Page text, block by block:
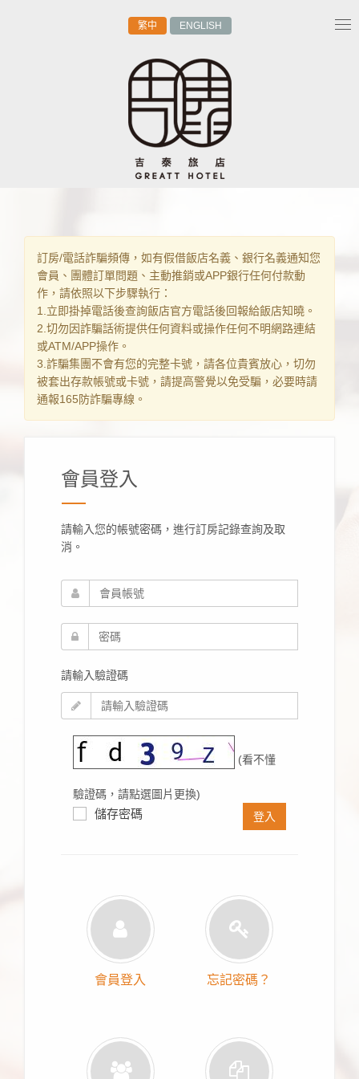
繁中 ENGLISH
訂房/電話詐騙頻傳，如有假借飯店名義、銀行名義通知您
會員、團體訂單問題、主動推銷或APP銀行任何付款動
作，請依照以下步驟執行：
1.立即掛掉電話後查詢飯店官方電話後回報給飯店知曉。
2.切勿因詐騙話術提供任何資料或操作任何不明網路連結
或ATM/APP操作。
3.詐騙集團不會有您的完整卡號，請各位貴賓放心，切勿
被套出存款帳號或卡號，請提高警覺以免受騙，必要時請
通報165防詐騙專線。
會員登入
請輸入您的帳號密碼，進行訂房記錄查詢及取
消。
請輸入驗證碼
(看不懂
驗證碼，請點選圖片更換)
儲存密碼 登入
會員登入 忘記密碼？